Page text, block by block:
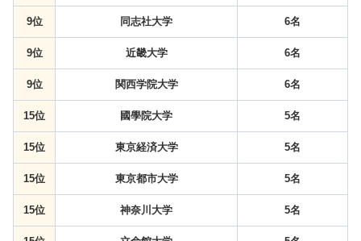
9位 同志社大学 6名
9位 近畿大学 6名
9位 関西学院大学 6名
15位 國學院大学 5名
15位 東京経済大学 5名
15位 東京都市大学 5名
15位 神奈川大学 5名